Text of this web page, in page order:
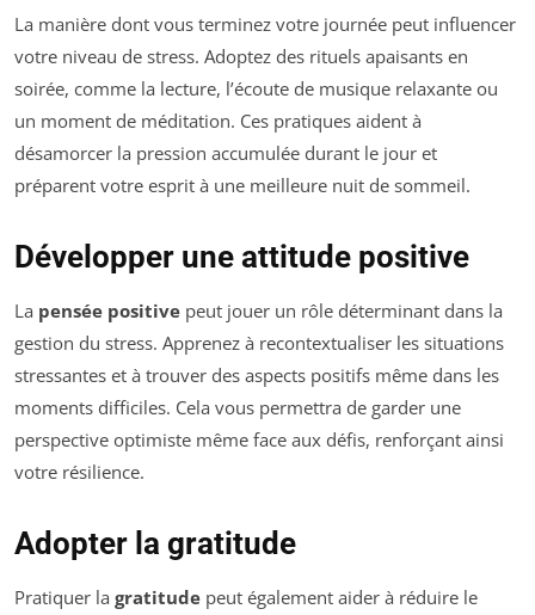
La manière dont vous terminez votre journée peut influencer
votre niveau de stress. Adoptez des rituels apaisants en
soirée, comme la lecture, l’écoute de musique relaxante ou
un moment de méditation. Ces pratiques aident à
désamorcer la pression accumulée durant le jour et
préparent votre esprit à une meilleure nuit de sommeil.
Développer une attitude positive
La pensée positive peut jouer un rôle déterminant dans la
gestion du stress. Apprenez à recontextualiser les situations
stressantes et à trouver des aspects positifs même dans les
moments difficiles. Cela vous permettra de garder une
perspective optimiste même face aux défis, renforçant ainsi
votre résilience.
Adopter la gratitude
Pratiquer la gratitude peut également aider à réduire le